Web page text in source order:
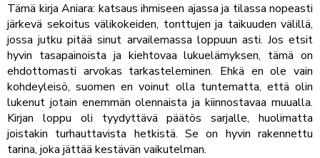
Tämä kirja Aniara: katsaus ihmiseen ajassa ja tilassa nopeasti
järkevä sekoitus välikokeiden, tonttujen ja taikuuden välillä,
jossa jutku pitää sinut arvailemassa loppuun asti. Jos etsit
hyvin tasapainoista ja kiehtovaa lukuelämyksen, tämä on
ehdottomasti arvokas tarkasteleminen. Ehkä en ole vain
kohdeyleisö, suomen en voinut olla tuntematta, että olin
lukenut jotain enemmän olennaista ja kiinnostavaa muualla.
Kirjan loppu oli tyydyttävä päätös sarjalle, huolimatta
joistakin turhauttavista hetkistä. Se on hyvin rakennettu
tarina, joka jättää kestävän vaikutelman.